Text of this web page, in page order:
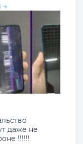
→
даже не
!!!!!!